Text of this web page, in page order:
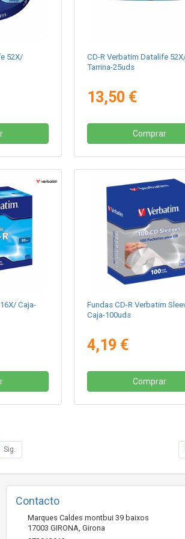
52X/
CD-R Verbatim Datalife
Tarrina-25uds
13,50 €
Comprar
Caja-
Fundas CD-R Verbatim
Caja-100uds
4,19 €
Comprar
Sig.
Contacto
Marques Caldes montbui 39 baixos
17003 GIRONA, Girona